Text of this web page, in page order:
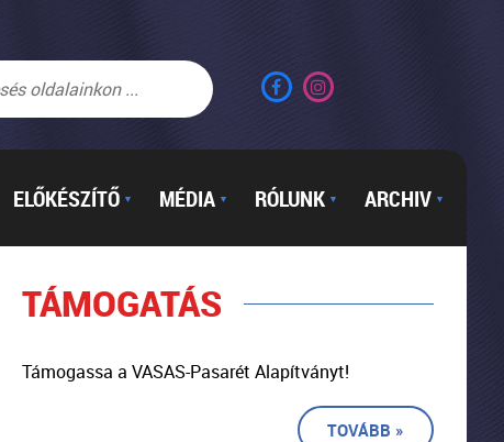
ELŐKÉSZÍTŐ ▼ MÉDIA ▼ RÓLUNK ▼ ARCHIV ▼
TÁMOGATÁS
Támogassa a VASAS-Pasarét Alapítványt!
TOVÁBB »